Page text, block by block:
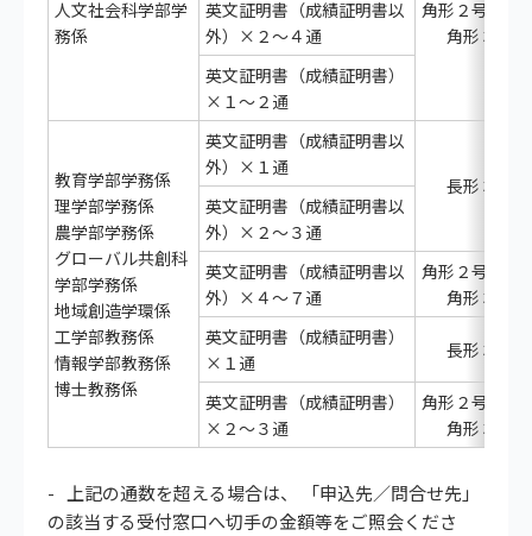
人文社会科学部学
務係
角形２号また
角形３号
英文証明書（成績証明書以
外）×２～４通
英文証明書（成績証明書）
×１～２通
教育学部学務係
理学部学務係
農学部学務係
グローバル共創科
学部学務係
地域創造学環係
工学部教務係
情報学部教務係
博士教務係
英文証明書（成績証明書以
外）×１通
長形３号
英文証明書（成績証明書以
外）×２～３通
英文証明書（成績証明書以
外）×４～７通
角形２号また
角形３号
英文証明書（成績証明書）
×１通
長形３号
英文証明書（成績証明書）
×２～３通
角形２号また
角形３号
上記の通数を超える場合は、 「申込先／問合せ先」
の該当する受付窓口へ切手の金額等をご照会くださ